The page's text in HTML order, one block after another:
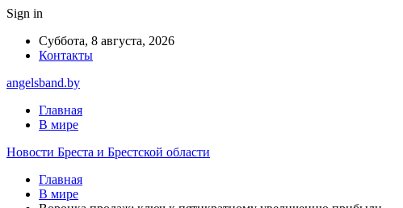
Sign in
Суббота, 8 августа, 2026
Контакты
angelsband.by
Главная
В мире
Новости Бреста и Брестской области
Главная
В мире